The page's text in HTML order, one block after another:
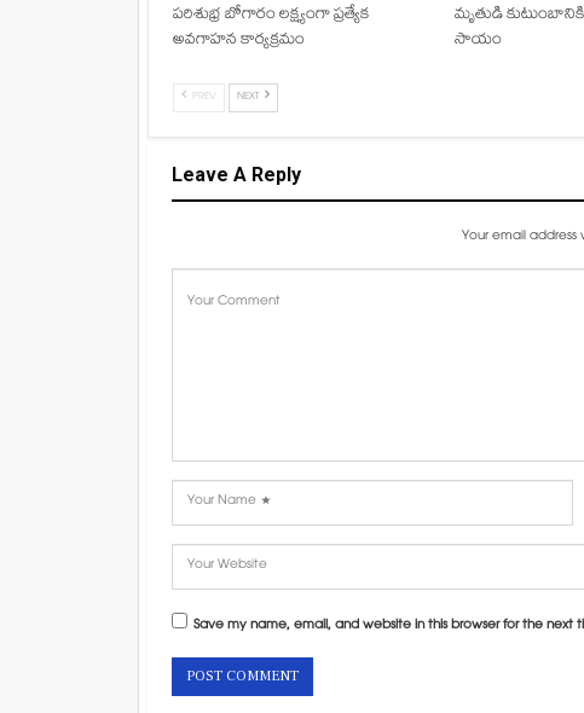
పరిశుభ్ర బోగారం లక్ష్యంగా ప్రత్యేక
అవగాహన కార్యక్రమం
మృతుడి
సాయం
PREV NEXT
Leave A Reply
Your email
Save my name, email, and website in this browser for the next